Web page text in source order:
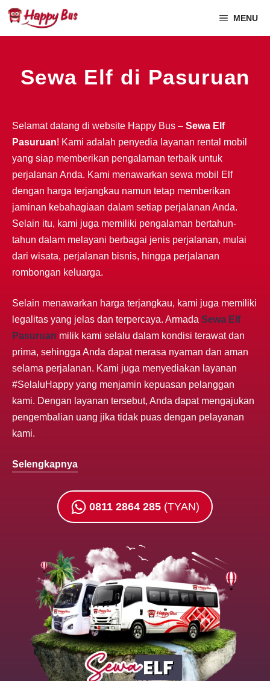
MENU
Sewa Elf di Pasuruan
Selamat datang di website Happy Bus – Sewa Elf
Pasuruan! Kami adalah penyedia layanan rental mobil
yang siap memberikan pengalaman terbaik untuk
perjalanan Anda. Kami menawarkan sewa mobil Elf
dengan harga terjangkau namun tetap memberikan
jaminan kebahagiaan dalam setiap perjalanan Anda.
Selain itu, kami juga memiliki pengalaman bertahun-
tahun dalam melayani berbagai jenis perjalanan, mulai
dari wisata, perjalanan bisnis, hingga perjalanan
rombongan keluarga.
Selain menawarkan harga terjangkau, kami juga memiliki
legalitas yang jelas dan terpercaya. Armada Sewa Elf
Pasuruan milik kami selalu dalam kondisi terawat dan
prima, sehingga Anda dapat merasa nyaman dan aman
selama perjalanan. Kami juga menyediakan layanan
#SelaluHappy yang menjamin kepuasan pelanggan
kami. Dengan layanan tersebut, Anda dapat mengajukan
pengembalian uang jika tidak puas dengan pelayanan
kami.
Selengkapnya
0811 2864 285 (TYAN)